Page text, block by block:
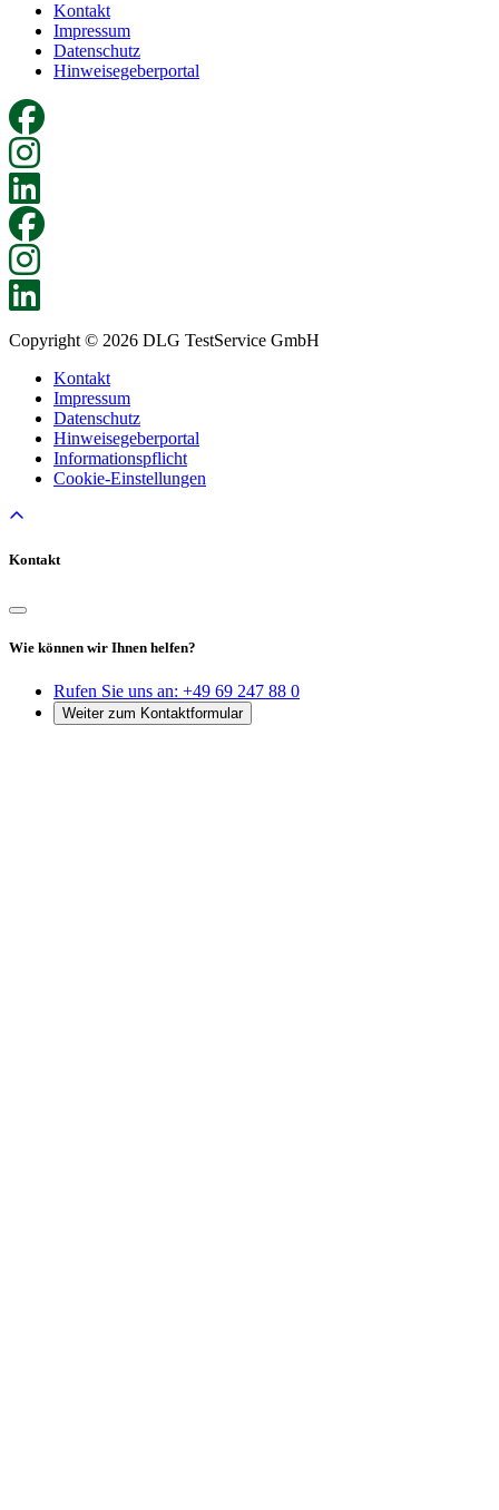
Kontakt
Impressum
Datenschutz
Hinweisegeberportal
Copyright © 2026 DLG TestService GmbH
Kontakt
Impressum
Datenschutz
Hinweisegeberportal
Informationspflicht
Cookie-Einstellungen
Kontakt
Wie können wir Ihnen helfen?
Rufen Sie uns an: +49 69 247 88 0